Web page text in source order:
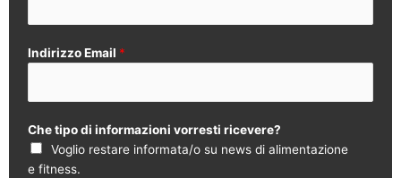
Indirizzo Email *
Che tipo di informazioni vorresti ricevere?
Voglio restare informata/o su news di alimentazione
e fitness.